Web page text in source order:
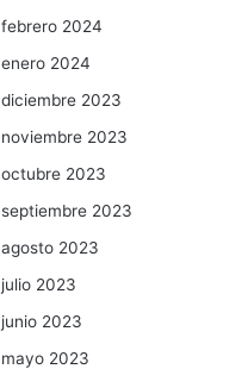
febrero 2024
enero 2024
diciembre 2023
noviembre 2023
octubre 2023
septiembre 2023
agosto 2023
julio 2023
junio 2023
mayo 2023